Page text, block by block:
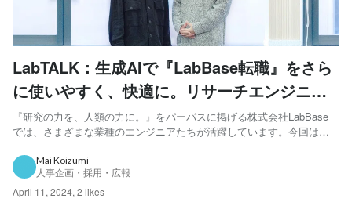
LabTALK：生成AIで『LabBase転職』をさら
に使いやすく、快適に。リサーチエンジニア
とBizDev対談
『研究の力を、人類の力に。』をパーパスに掲げる株式会社LabBase
では、さまざまな業種のエンジニアたちが活躍しています。今回はま
リサーチエンジニアの渡辺さんとBizDev（ビズデブ）として活躍する
飯田さんによる対談です。 エンジニアととも...
Mai Koizumi
人事企画・採用・広報
April 11, 2024, 2 likes